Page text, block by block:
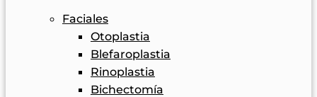
Faciales
Otoplastia
Blefaroplastia
Rinoplastia
Bichectomía